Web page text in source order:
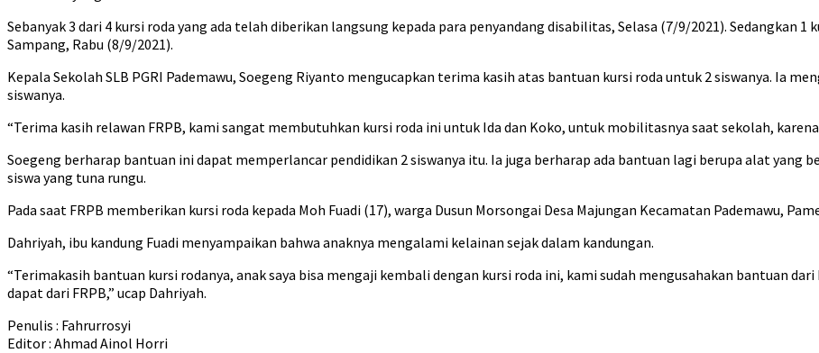
Sebanyak 3 dari 4 kursi roda yang ada telah diberikan langsung kepada para penyandang disabilitas, Selasa (7/9/2021). Sedangkan
Sampang, Rabu (8/9/2021).
Kepala Sekolah SLB PGRI Pademawu, Soegeng Riyanto mengucapkan terima kasih atas bantuan kursi roda untuk 2 siswanya. Ia
siswanya.
“Terima kasih relawan FRPB, kami sangat membutuhkan kursi roda ini untuk Ida dan Koko, untuk mobilitasnya saat sekolah,
Soegeng berharap bantuan ini dapat memperlancar pendidikan 2 siswanya itu. Ia juga berharap ada bantuan lagi berupa alat yang
siswa yang tuna rungu.
Pada saat FRPB memberikan kursi roda kepada Moh Fuadi (17), warga Dusun Morsongai Desa Majungan Kecamatan Pademawu,
Dahriyah, ibu kandung Fuadi menyampaikan bahwa anaknya mengalami kelainan sejak dalam kandungan.
“Terimakasih bantuan kursi rodanya, anak saya bisa mengaji kembali dengan kursi roda ini, kami sudah mengusahakan bantuan
dapat dari FRPB,” ucap Dahriyah.
Penulis : Fahrurrosyi
Editor : Ahmad Ainol Horri